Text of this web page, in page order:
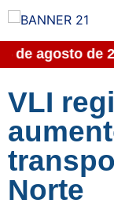
de agosto de
VLI
Norte